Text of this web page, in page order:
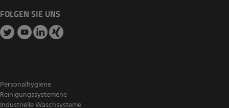
FOLGEN SIE UNS
Personalhygiene
Reinigungssystemene
Industrielle Waschsysteme